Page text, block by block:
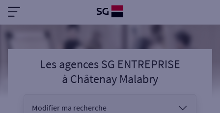
Les agences SG ENTREPRISE
à Châtenay Malabry
Modifier ma recherche